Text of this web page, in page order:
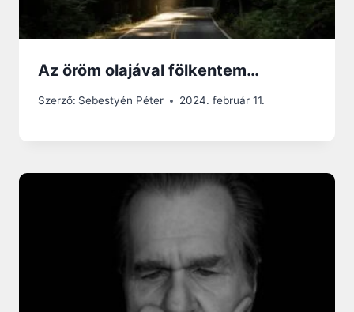
Az öröm olajával fölkentem…
Szerző: Sebestyén Péter 2024. február 11.